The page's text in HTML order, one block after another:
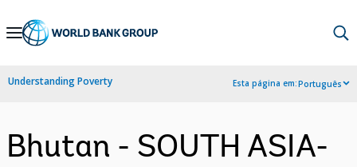
Skip
Navigation
Understanding Poverty Esta página em:Português
Bhutan - SOUTH ASIA-